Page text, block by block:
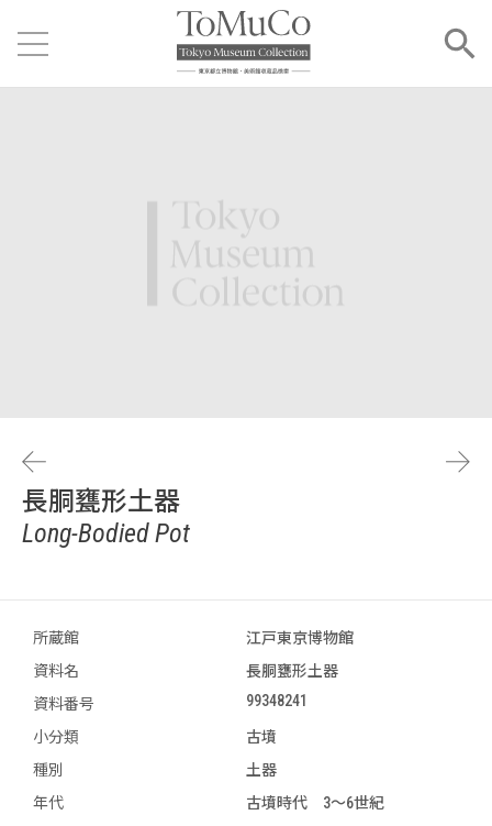
長胴甕形土器
Long-Bodied Pot
所蔵館
江戸東京博物館
資料名
長胴甕形土器
資料番号
99348241
小分類
古墳
種別
土器
年代
古墳時代 3～6世紀